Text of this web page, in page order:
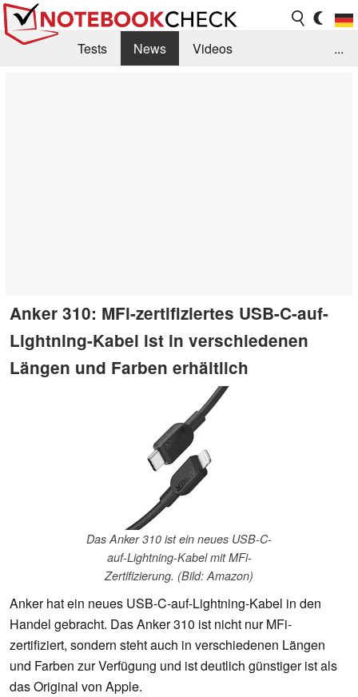
Tests News
Videos
...
Anker 310: MFi-zertifiziertes USB-C-auf-
Lightning-Kabel ist in verschiedenen
Längen und Farben erhältlich
Das Anker 310 ist ein neues USB-C-
auf-Lightning-Kabel mit MFi-
Zertifizierung. (Bild: Amazon)
Anker hat ein neues USB-C-auf-Lightning-Kabel in den
Handel gebracht. Das Anker 310 ist nicht nur MFi-
zertifiziert, sondern steht auch in verschiedenen Längen
und Farben zur Verfügung und ist deutlich günstiger ist als
das Original von Apple.